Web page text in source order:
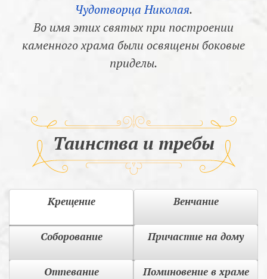
Чудотворца Николая.
Во имя этих святых при построении
каменного храма были освящены боковые
приделы.
Таинства и требы
Крещение Венчание
Соборование Причастие на дому
Отпевание Поминовение в храме